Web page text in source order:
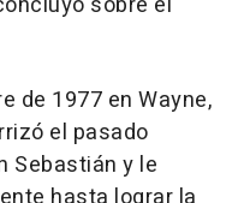
de 1977 en Wayne,
el pasado
Sebastián y le